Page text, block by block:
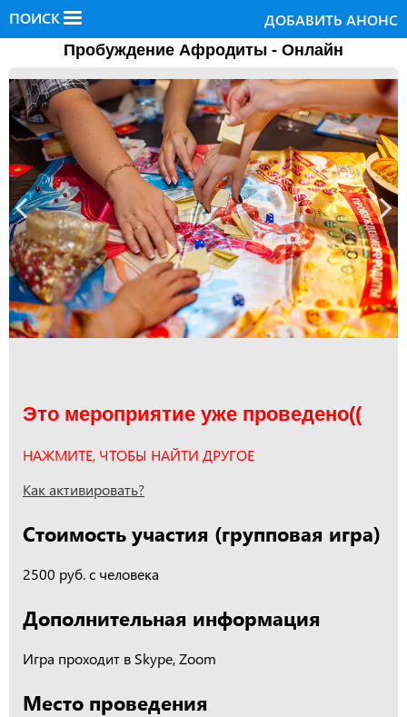
ПОИСК ДОБАВИТЬ АНОНС
Пробуждение Афродиты - Онлайн
Это мероприятие уже проведено((
НАЖМИТЕ, ЧТОБЫ НАЙТИ ДРУГОЕ
Как активировать?
Стоимость участия (групповая игра)
2500 руб. с человека
Дополнительная информация
Игра проходит в Skype, Zoom
Место проведения